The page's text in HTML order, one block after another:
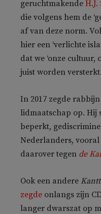
geruchtmakende
die volgens hem de
af van deze norm.
hier een ‘verlichte
dat we ‘onze cultuur,
juist worden versterkt.
In 2017 zegde
lidmaatschap op. Hij
beperkt,
Nederlanders, vooral
daarover tegen de
Ook een andere
zegde onlangs zijn
langer dwarszat op